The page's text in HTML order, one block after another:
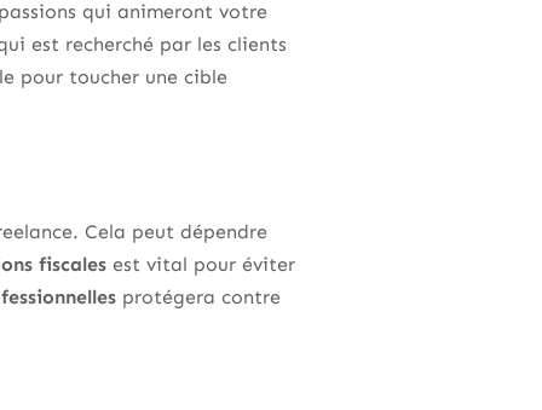
qui animeront votre
est recherché par les clients
pour toucher une cible
Cela peut dépendre
fiscales est vital pour éviter
protégera contre